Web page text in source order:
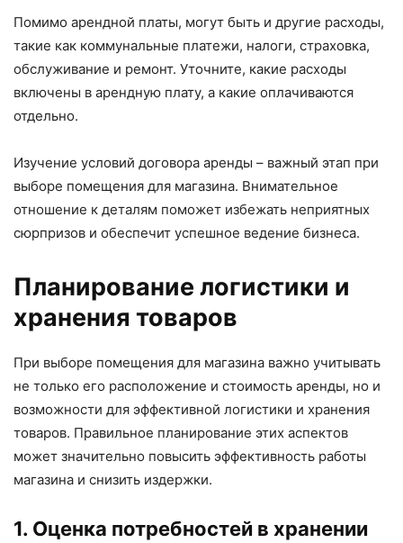
Помимо арендной платы, могут быть и другие расходы,
такие как коммунальные платежи, налоги, страховка,
обслуживание и ремонт. Уточните, какие расходы
включены в арендную плату, а какие оплачиваются
отдельно.
Изучение условий договора аренды – важный этап при
выборе помещения для магазина. Внимательное
отношение к деталям поможет избежать неприятных
сюрпризов и обеспечит успешное ведение бизнеса.
Планирование логистики и
хранения товаров
При выборе помещения для магазина важно учитывать
не только его расположение и стоимость аренды, но и
возможности для эффективной логистики и хранения
товаров. Правильное планирование этих аспектов
может значительно повысить эффективность работы
магазина и снизить издержки.
1. Оценка потребностей в хранении